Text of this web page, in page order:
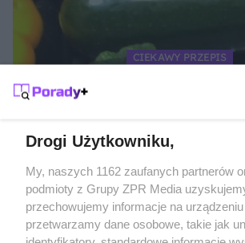
CIEKAWY PRZEPIS
Pizza na ciście z cukinii.
Żaden utwór zamieszczony w serwisie nie może
rozpowszechniany lub dalej rozpowszechniany
(w tym także elektroniczny lub mechaniczny) na
eksploatacji w jakiejkolwiek formie, włącznie z
Internecie bez pisemnej zgody właściciela praw.
lub wykorzystanie utworów w całości lub w
Drogi Użytkowniku,
My, naszych 1162 zaufanych partnerów
podmioty z Grupy ZPR Media
przechowujemy informacje na
przetwarzamy dane osobowe, takie jak